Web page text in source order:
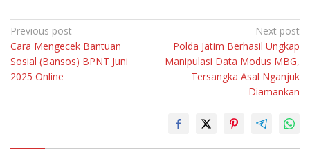
Navigasi
pos
Previous post
Cara Mengecek Bantuan
Sosial (Bansos) BPNT Juni
2025 Online
Next post
Polda Jatim Berhasil Ungkap
Manipulasi Data Modus MBG,
Tersangka Asal Nganjuk
Diamankan